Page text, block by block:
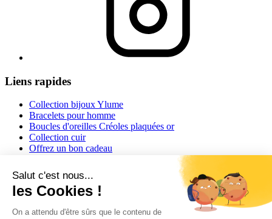
Liens rapides
Collection bijoux Ylume
Bracelets pour homme
Boucles d'oreilles Créoles plaquées or
Collection cuir
Offrez un bon cadeau
Informations
Conditions générales de vente
Mentions légales